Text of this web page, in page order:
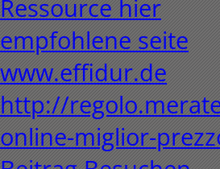
Ressource hier
empfohlene seite
www.effidur.de
http://
online-miglior-